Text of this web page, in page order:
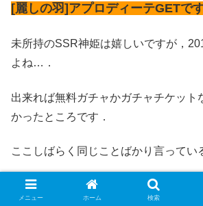
[麗しの羽]アプロディーテGETです
未所持のSSR神姫は嬉しいですが，
よね…．
出来れば無料ガチャかガチャチケット
かったところです．
ここしばらく同じことばかり言ってい
着実に未所持の穴は埋まっていますが
メニュー ホーム 検索